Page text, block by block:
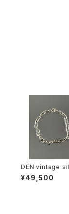
DEN vintage
bracelet
¥49,500